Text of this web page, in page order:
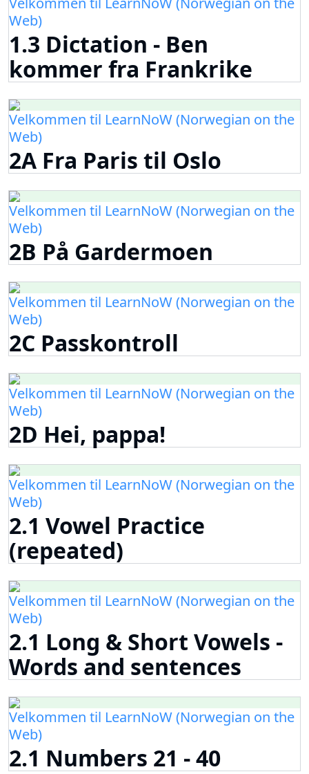
Web)
1.3 Dictation - Ben
kommer fra Frankrike
Velkommen til LearnNoW (Norwegian on the
Web)
2A Fra Paris til Oslo
Velkommen til LearnNoW (Norwegian on the
Web)
2B På Gardermoen
Velkommen til LearnNoW (Norwegian on the
Web)
2C Passkontroll
Velkommen til LearnNoW (Norwegian on the
Web)
2D Hei, pappa!
Velkommen til LearnNoW (Norwegian on the
Web)
2.1 Vowel Practice
(repeated)
Velkommen til LearnNoW (Norwegian on the
Web)
2.1 Long & Short Vowels -
Words and sentences
Velkommen til LearnNoW (Norwegian on the
Web)
2.1 Numbers 21 - 40